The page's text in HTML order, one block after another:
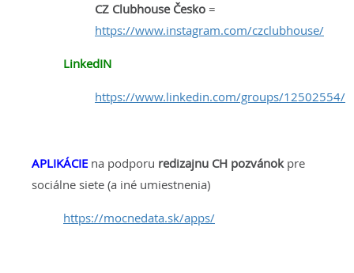
CZ Clubhouse Česko =
https://www.instagram.com/czclubhouse/
LinkedIN
https://www.linkedin.com/groups/12502554/
APLIKÁCIE na podporu redizajnu CH pozvánokpre
sociálne siete (a iné umiestnenia)
https://mocnedata.sk/apps/